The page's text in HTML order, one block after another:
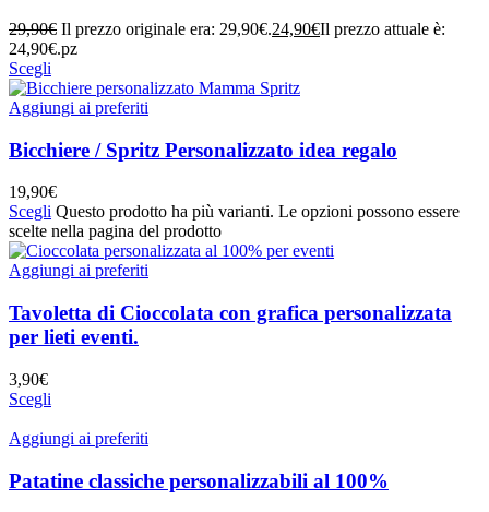
29,90€ Il prezzo originale era: 29,90€.24,90€Il prezzo attuale è:
24,90€.pz
Scegli
Aggiungi ai preferiti
Bicchiere / Spritz Personalizzato idea regalo
19,90€
Scegli Questo prodotto ha più varianti. Le opzioni possono essere
scelte nella pagina del prodotto
Aggiungi ai preferiti
Tavoletta di Cioccolata con grafica personalizzata
per lieti eventi.
3,90€
Scegli
Aggiungi ai preferiti
Patatine classiche personalizzabili al 100%